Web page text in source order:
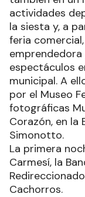
actividades
la siesta y, a
feria
espectáculos
municipal. A
por el Museo
fotográficas
Corazón, en la
Simonotto.
La primera
Carmesí, la
Cachorros.